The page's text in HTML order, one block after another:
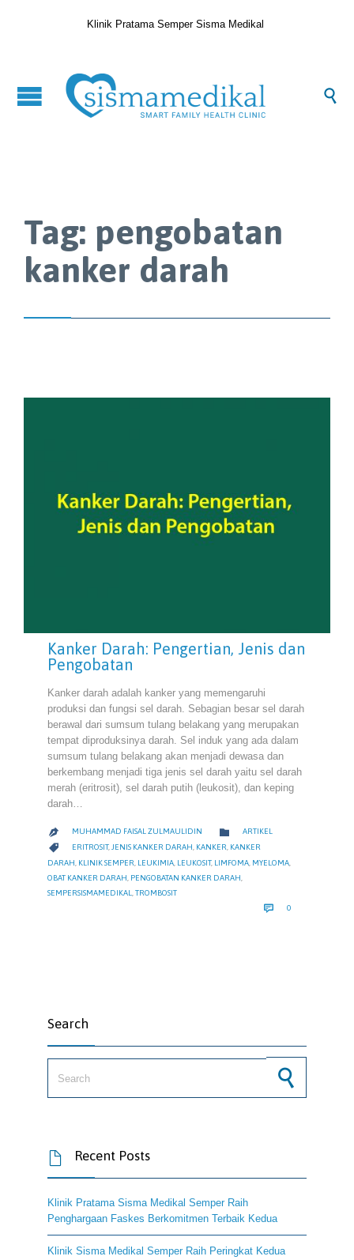
Klinik Pratama Semper Sisma Medikal

Tag: pengobatan
kanker darah
Kanker Darah: Pengertian, Jenis dan
Pengobatan
Kanker darah adalah kanker yang memengaruhi
produksi dan fungsi sel darah. Sebagian besar sel darah
berawal dari sumsum tulang belakang yang merupakan
tempat diproduksinya darah. Sel induk yang ada dalam
sumsum tulang belakang akan menjadi dewasa dan
berkembang menjadi tiga jenis sel darah yaitu sel darah
merah (eritrosit), sel darah putih (leukosit), dan keping
darah…
 MUHAMMAD FAISAL ZULMAULIDIN  CATEGORY
ARTIKEL
 CATEGORY
ERITROSIT,JENIS KANKER DARAH, KANKER, KANKER
DARAH KLINIK SEMPER LEUKIMIA LEUKOSIT, LIMFOMA MYELOMA
OBAT KANKER DARAH PENGOBATAN KANKER DARAH
SEMPERSISMAMEDIKAL
TROMBOSIT
 0
Search
 Recent Posts
Klinik Pratama Sisma Medikal Semper Raih
Penghargaan Faskes Berkomitmen Terbaik Kedua
Klinik Sisma Medikal Semper Raih Peringkat Kedua